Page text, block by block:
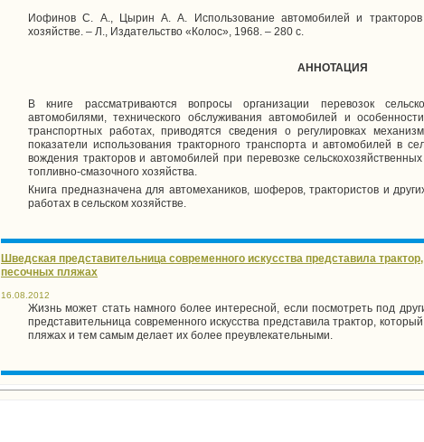
Иофинов С. А., Цырин А. А. Использование автомобилей и тракторов
хозяйстве. – Л., Издательство «Колос», 1968. – 280 с.
АННОТАЦИЯ
В книге рассматриваются вопросы организации перевозок
автомобилями, технического обслуживания автомобилей и
транспортных работах, приводятся сведения о регулировках
показатели использования тракторного транспорта и автомобилей в
вождения тракторов и автомобилей при перевозке
топливно-смазочного хозяйства.
Книга предназначена для автомехаников, шоферов, трактористов и
работах в сельском хозяйстве.
Шведская представительница современного искусства представила
песочных пляжах
16.08.2012
Жизнь может стать намного более интересной, если посмотреть под
представительница современного искусства представила трактор,
пляжах и тем самым делает их более преувлекательными.